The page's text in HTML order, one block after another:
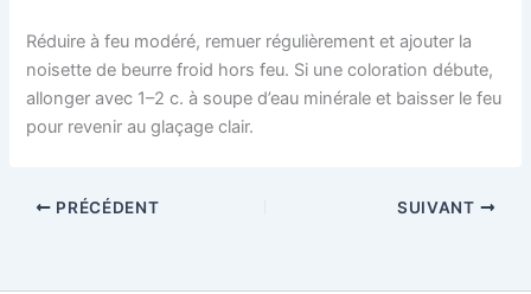
Réduire à feu modéré, remuer régulièrement et ajouter la
noisette de beurre froid hors feu. Si une coloration débute,
allonger avec 1–2 c. à soupe d’eau minérale et baisser le feu
pour revenir au glaçage clair.
PRÉCÉDENT SUIVANT